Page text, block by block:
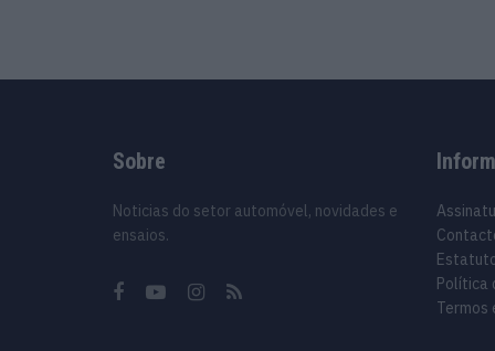
Sobre
Noticias do setor automóvel, novidades e
ensaios.
Política
Termos